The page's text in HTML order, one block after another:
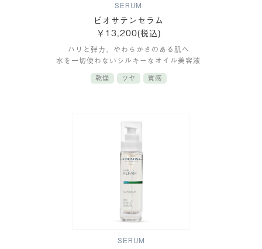
SERUM
ビオサテンセラム
￥13,200(税込)
ハリと弾力、やわらかさのある肌へ
水を一切使わないシルキーなオイル美容液
乾燥 ツヤ 質感
SERUM